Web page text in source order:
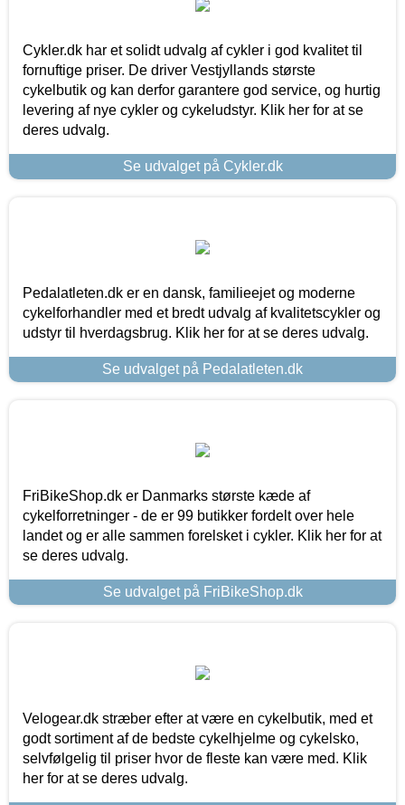
Cykler.dk har et solidt udvalg af cykler i god kvalitet til
fornuftige priser. De driver Vestjyllands største
cykelbutik og kan derfor garantere god service, og hurtig
levering af nye cykler og cykeludstyr. Klik her for at se
deres udvalg.
Se udvalget på Cykler.dk
Pedalatleten.dk er en dansk, familieejet og moderne
cykelforhandler med et bredt udvalg af kvalitetscykler og
udstyr til hverdagsbrug. Klik her for at se deres udvalg.
Se udvalget på Pedalatleten.dk
FriBikeShop.dk er Danmarks største kæde af
cykelforretninger - de er 99 butikker fordelt over hele
landet og er alle sammen forelsket i cykler. Klik her for at
se deres udvalg.
Se udvalget på FriBikeShop.dk
Velogear.dk stræber efter at være en cykelbutik, med et
godt sortiment af de bedste cykelhjelme og cykelsko,
selvfølgelig til priser hvor de fleste kan være med. Klik
her for at se deres udvalg.